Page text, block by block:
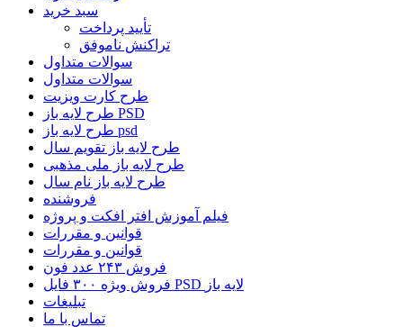
سبد خرید
تأیید پرداخت
تراکنش ناموفق
سوالات متداول
سوالات متداول
طرح کارت ویزیت
طرح لایه باز PSD
طرح لایه باز psd
طرح لایه باز تقویم سال
طرح لایه باز ملی مذهبی
طرح لایه باز نام سال
فروشنده
فیلم آموزش افتر افکت و پروژه
قوانین و مقررات
قوانین و مقررات
فروش ۲۴۳ عدد فون
فروش ویژه ۳۰۰ فایل PSD لایه باز
تبلیغات
تماس با ما